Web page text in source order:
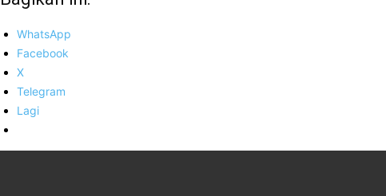
WhatsApp
Facebook
X
Telegram
Lagi